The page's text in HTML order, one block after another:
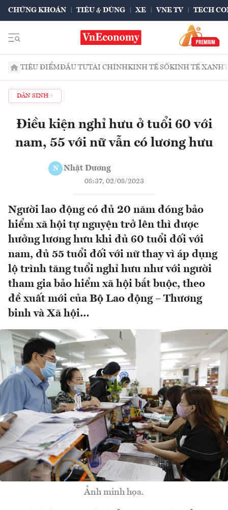
CHỨNG KHOÁN TIÊU & DÙNG XE VNE TV TECH
TIÊU ĐIỂMĐẦU TƯTÀI CHÍNHKINH TẾ SỐKINH TẾ XANH
DÂN SINH
Điều kiện nghỉ hưu ở tuổi 60 với
nam, 55 với nữ vẫn có lương hưu
N Nhật Dương
08:37, 02/08/2023
Người lao động có đủ 20 năm đóng bảo
hiểm xã hội tự nguyện trở lên thì được
hưởng lương hưu khi đủ 60 tuổi đối với
nam, đủ 55 tuổi đối với nữ thay vì áp dụng
lộ trình tăng tuổi nghỉ hưu như với người
tham gia bảo hiểm xã hội bắt buộc, theo
đề xuất mới của Bộ Lao động – Thương
binh và Xã hội…
Ảnh minh họa.